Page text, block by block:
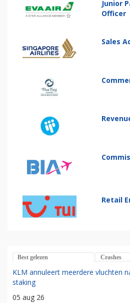
Junior
Officer
Sales
Retail
Best gelezen Crashes
KLM annuleert meerdere vluchten
staking
05 aug 26